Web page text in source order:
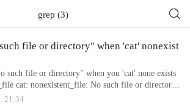
grep (3)
file or directory" when 'cat' nonexist
such file or directory" when you 'cat' none exists
cat: nonexistent_file: No such file or directory
attach 2>/dev/null after command cat nonexist
21:34